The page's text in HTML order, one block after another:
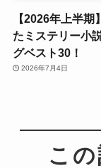
【2026年上半期
たミステリー小
グベスト30！
2026年7月4日
こ